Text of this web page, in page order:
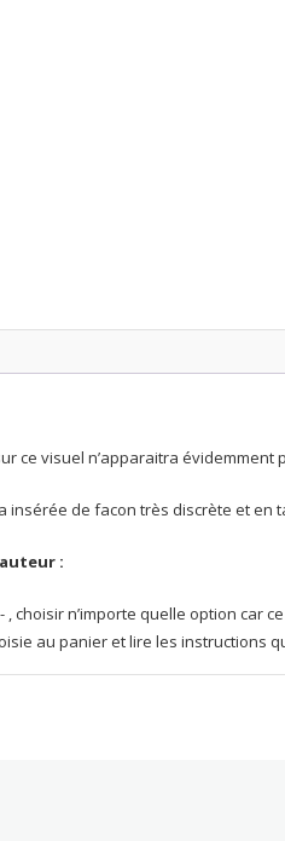
ce visuel n’apparaitra évidemment
insérée de facon très discrète et en
:
, choisir n’importe quelle option
au panier et lire les instructions